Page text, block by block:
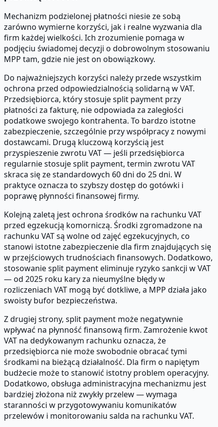
Mechanizm podzielonej płatności niesie ze sobą
zarówno wymierne korzyści, jak i realne wyzwania dla
firm każdej wielkości. Ich zrozumienie pomaga w
podjęciu świadomej decyzji o dobrowolnym stosowaniu
MPP tam, gdzie nie jest on obowiązkowy.
Do najważniejszych korzyści należy przede wszystkim
ochrona przed odpowiedzialnością solidarną w VAT.
Przedsiębiorca, który stosuje split payment przy
płatności za fakturę, nie odpowiada za zaległości
podatkowe swojego kontrahenta. To bardzo istotne
zabezpieczenie, szczególnie przy współpracy z nowymi
dostawcami. Drugą kluczową korzyścią jest
przyspieszenie zwrotu VAT — jeśli przedsiębiorca
regularnie stosuje split payment, termin zwrotu VAT
skraca się ze standardowych 60 dni do 25 dni. W
praktyce oznacza to szybszy dostęp do gotówki i
poprawę płynności finansowej firmy.
Kolejną zaletą jest ochrona środków na rachunku VAT
przed egzekucją komorniczą. Środki zgromadzone na
rachunku VAT są wolne od zajęć egzekucyjnych, co
stanowi istotne zabezpieczenie dla firm znajdujących się
w przejściowych trudnościach finansowych. Dodatkowo,
stosowanie split payment eliminuje ryzyko sankcji w VAT
— od 2025 roku kary za nieumyślne błędy w
rozliczeniach VAT mogą być dotkliwe, a MPP działa jako
swoisty bufor bezpieczeństwa.
Z drugiej strony, split payment może negatywnie
wpływać na płynność finansową firm. Zamrożenie kwot
VAT na dedykowanym rachunku oznacza, że
przedsiębiorca nie może swobodnie obracać tymi
środkami na bieżącą działalność. Dla firm o napiętym
budżecie może to stanowić istotny problem operacyjny.
Dodatkowo, obsługa administracyjna mechanizmu jest
bardziej złożona niż zwykły przelew — wymaga
staranności w przygotowywaniu komunikatów
przelewów i monitorowaniu salda na rachunku VAT.